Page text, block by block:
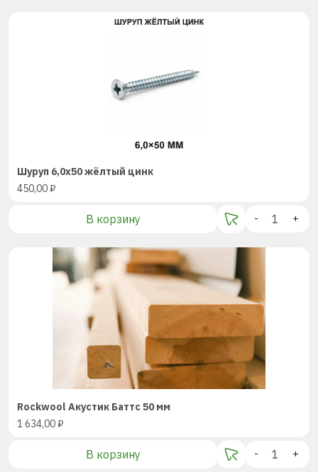
Шуруп 6,0х50 жёлтый цинк
450,00₽
В корзину - +
Rockwool Акустик Баттс 50 мм
1 634,00₽
В корзину - +